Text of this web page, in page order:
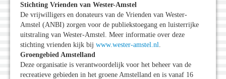
Stichting Vrienden van Wester-Amstel
De vrijwilligers en donateurs van de Vrienden van Wester-
Amstel (ANBI) zorgen voor de publiekstoegang en luisterrijke
uitstraling van Wester-Amstel. Meer informatie over deze
stichting vrienden kijk bij www.wester-amstel.nl
Groengebied Amstelland
Deze organisatie is verantwoordelijk voor het beheer van de
recreatieve gebieden in het groene Amstelland en is vanaf 16